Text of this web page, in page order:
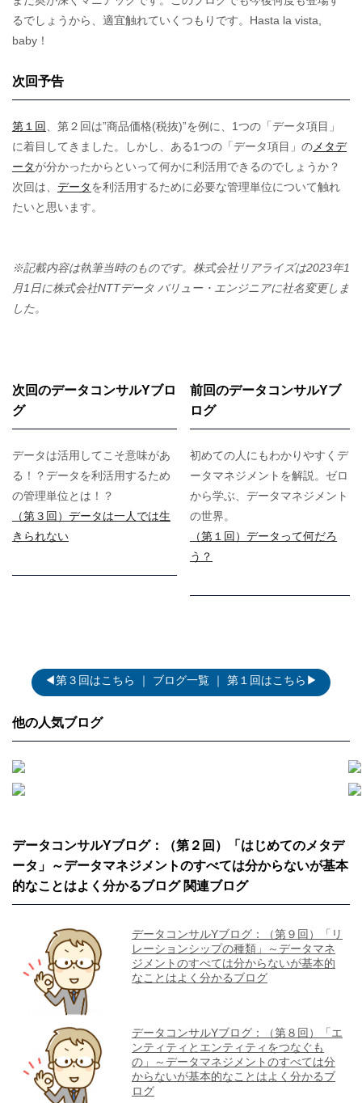
るでしょうから、適宜触れていくつもりです。Hasta la vista,
baby！
次回予告
第１回
、第２回は”商品価格(税抜)”を例に、1つの「データ項目」
に着目してきました。しかし、ある1つの「データ項目」の メタデ
ータが分かったからといって何かに利活用できるのでしょうか？
次回は、 データを利活用するために必要な管理単位について触れ
たいと思います。
※記載内容は執筆当時のものです。株式会社リアライズは2023年1
月1日に株式会社NTTデータ バリュー・エンジニアに社名変更しま
した。
次回のデータコンサルYブロ
グ
データは活用してこそ意味があ
る！？データを利活用するため
の管理単位とは！？
（第３回）データは一人では生
きられない
前回のデータコンサルYブ
ログ
初めての人にもわかりやすくデ
ータマネジメントを解説。ゼロ
から学ぶ、データマネジメント
の世界。
（第１回）データって何だろ
う？
◀第３回はこちら ｜ ブログ一覧 ｜ 第１回はこちら▶
他の人気ブログ
データコンサルYブログ：（第２回）「はじめてのメタデ
ータ」～データマネジメントのすべては分からないが基本
的なことはよく分かるブログ 関連ブログ